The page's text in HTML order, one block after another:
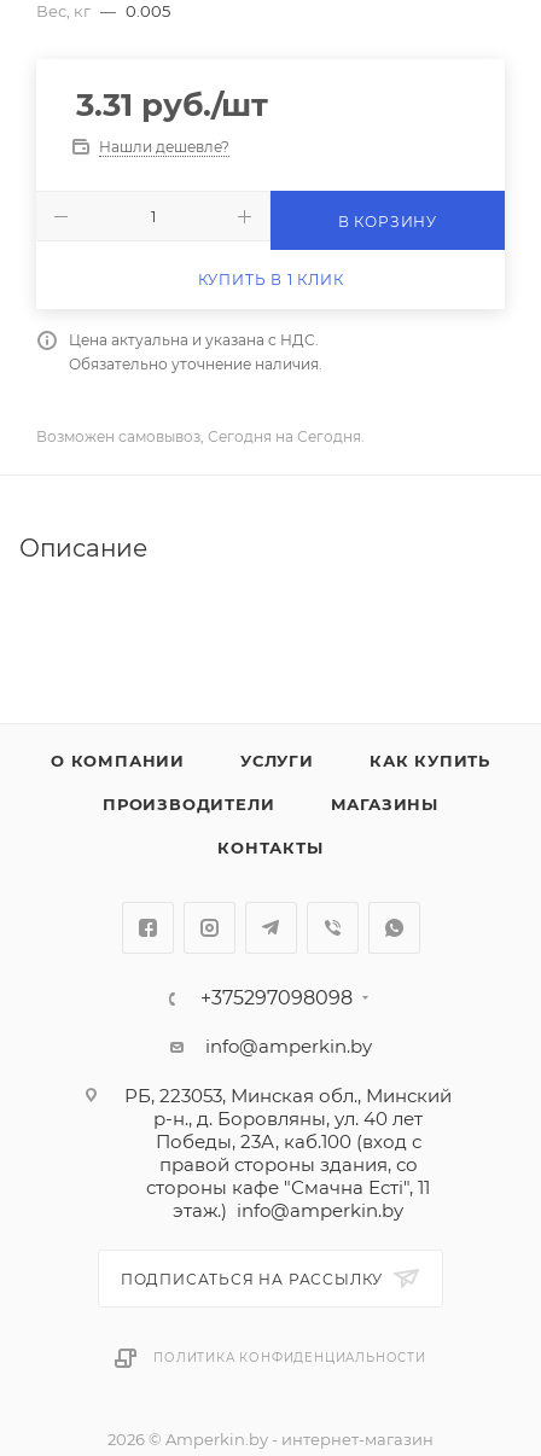
Вес, кг — 0.005
3.31 руб./шт
Нашли дешевле?
В КОРЗИНУ
КУПИТЬ В 1 КЛИК
Цена актуальна и указана с НДС.
Обязательно уточнение наличия.
Возможен самовывоз, Сегодня на Сегодня.
Описание
О КОМПАНИИ УСЛУГИ КАК КУПИТЬ
ПРОИЗВОДИТЕЛИ МАГАЗИНЫ
КОНТАКТЫ
+375297098098
info@amperkin.by
РБ, 223053, Минская обл., Минский
р-н., д. Боровляны, ул. 40 лет
Победы, 23А, каб.100 (вход с
правой стороны здания, со
стороны кафе "Смачна Естi", 11
этаж.) info@amperkin.by
ПОДПИСАТЬСЯ НА РАССЫЛКУ
ПОЛИТИКА КОНФИДЕНЦИАЛЬНОСТИ
2026 © Amperkin.by - интернет-магазин